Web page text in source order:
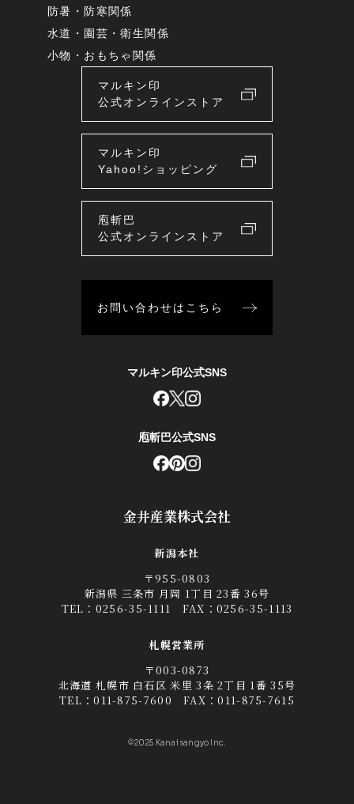
金井産業株式会社
新潟本社
〒955-0803
新潟県 三条市 月岡 1丁目 23番 36号
TEL： 0256-35-1111 FAX：0256-35-1113
札幌営業所
〒003-0873
北海道 札幌市 白石区 米里 3条 2丁目 1番 35号
TEL：011-875-7600 FAX：011-875-7615
©2025 Kanai sangyo Inc.
防暑・防寒関係
水道・園芸・衛生関係
小物・おもちゃ関係
マルキン印
公式オンラインストア
マルキン印
Yahoo!ショッピング
庖斬巴
公式オンラインストア
お問い合わせはこちら
マルキン印公式SNS
庖斬巴公式SNS